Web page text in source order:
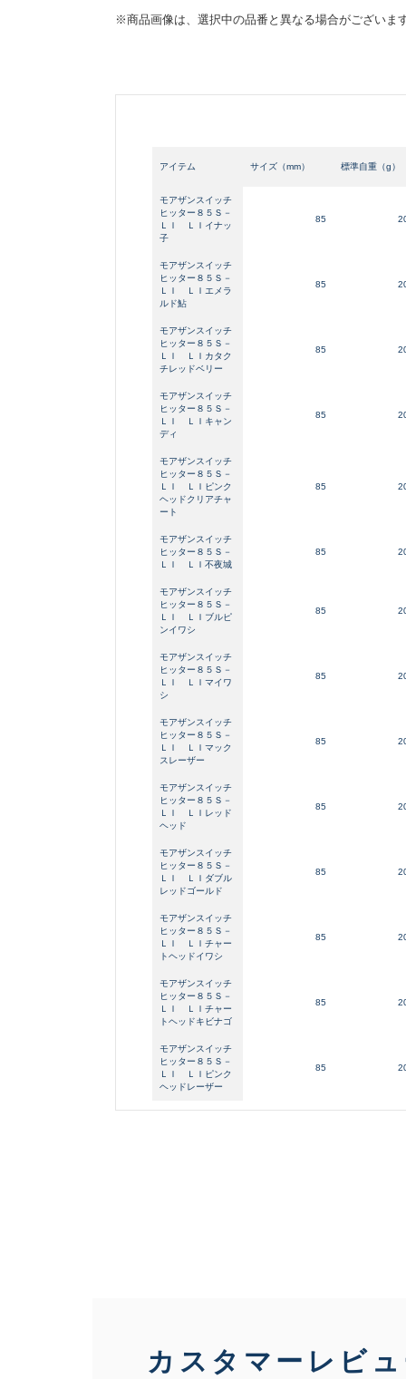
※商品画像は、選択中の品番と異なる場合がございま
アイテム サイズ（mm） 標準自重（g）
モアザンスイッチ
ヒッター８５Ｓ－
ＬＩ ＬＩイナッ
子
85
モアザンスイッチ
ヒッター８５Ｓ－
ＬＩ ＬＩエメラ
ルド鮎
85
モアザンスイッチ
ヒッター８５Ｓ－
ＬＩ ＬＩカタク
チレッドベリー
85
モアザンスイッチ
ヒッター８５Ｓ－
ＬＩ ＬＩキャン
ディ
85
モアザンスイッチ
ヒッター８５Ｓ－
ＬＩ ＬＩピンク
ヘッドクリアチャ
ート
85
モアザンスイッチ
ヒッター８５Ｓ－
ＬＩ ＬＩ不夜城
85
モアザンスイッチ
ヒッター８５Ｓ－
ＬＩ ＬＩブルピ
ンイワシ
85
モアザンスイッチ
ヒッター８５Ｓ－
ＬＩ ＬＩマイワ
シ
85
モアザンスイッチ
ヒッター８５Ｓ－
ＬＩ ＬＩマック
スレーザー
85
モアザンスイッチ
ヒッター８５Ｓ－
ＬＩ ＬＩレッド
ヘッド
85
モアザンスイッチ
ヒッター８５Ｓ－
ＬＩ ＬＩダブル
レッドゴールド
85
モアザンスイッチ
ヒッター８５Ｓ－
ＬＩ ＬＩチャー
トヘッドイワシ
85
モアザンスイッチ
ヒッター８５Ｓ－
ＬＩ ＬＩチャー
トヘッドキビナゴ
85
モアザンスイッチ
ヒッター８５Ｓ－
ＬＩ ＬＩピンク
ヘッドレーザー
85
カスタマーレビュ